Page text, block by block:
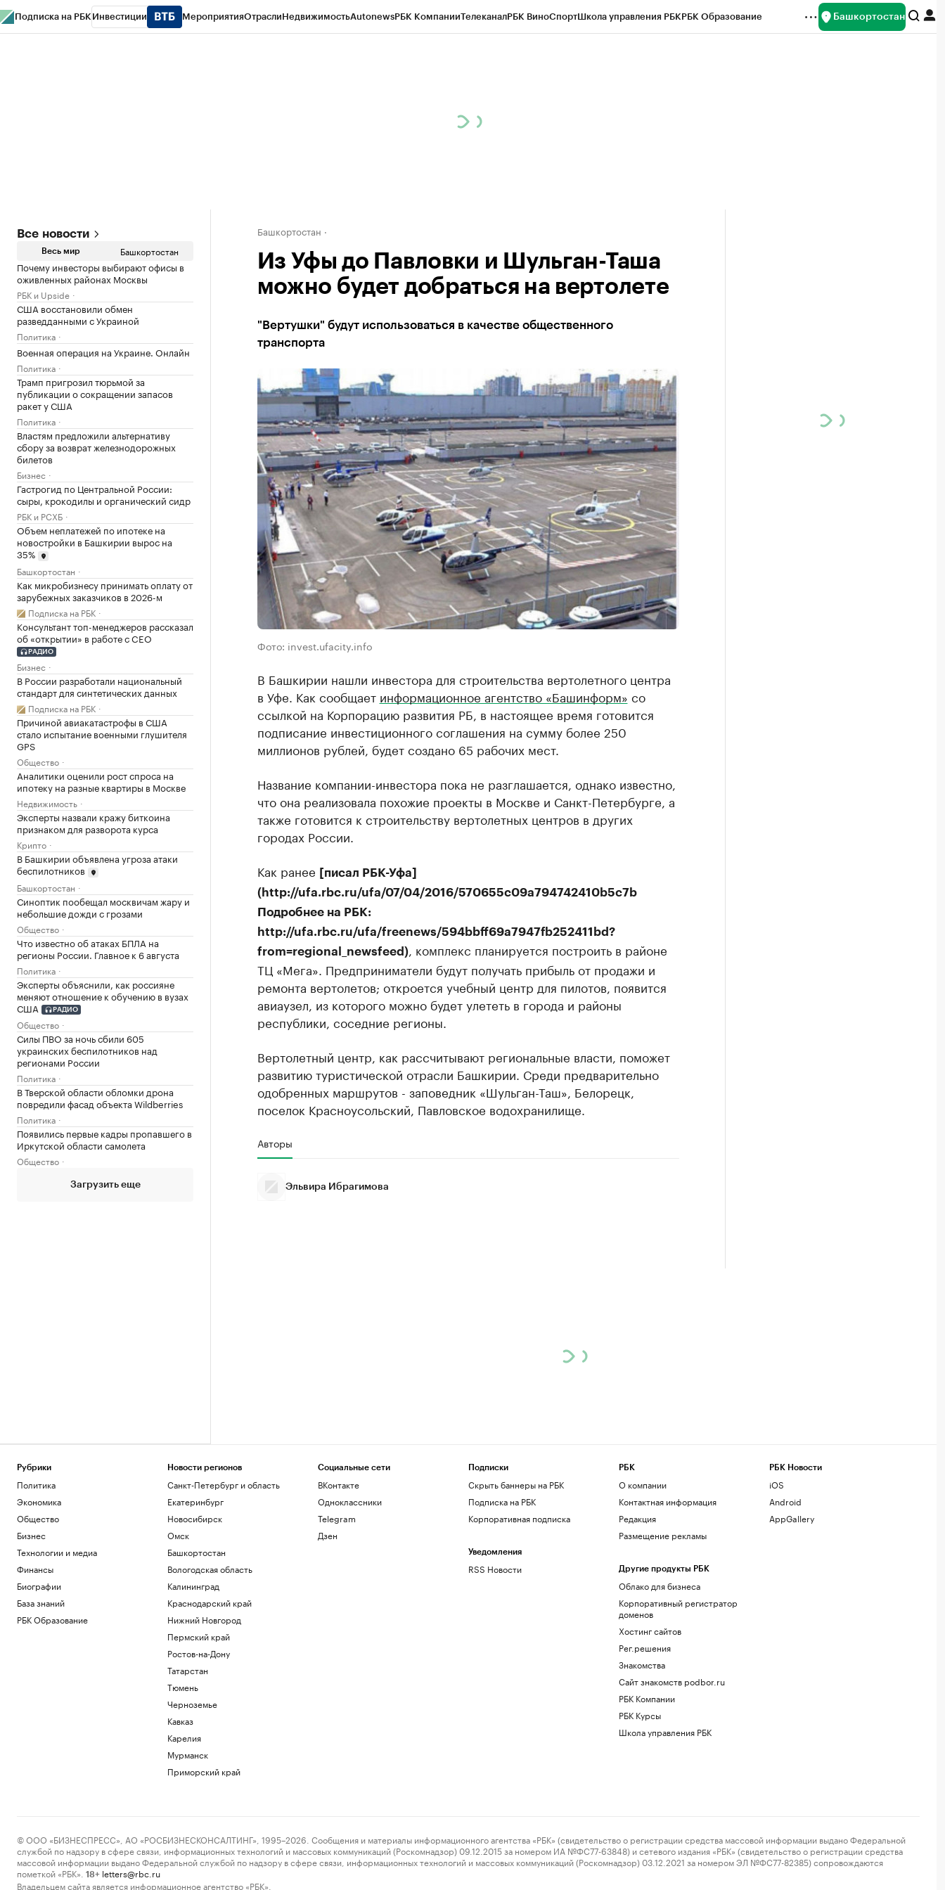
Подписка на РБК Инвестиции МероприятияОтраслиНедвижимостьAutonewsРБК КомпанииТелеканалРБК ВиноСпортШкола управления РБКРБК Образование Башкортостан
Все новости
Весь мир Башкортостан
Почему инвесторы выбирают офисы в
оживленных районах Москвы
РБК и Upside
США восстановили обмен
разведданными с Украиной
Политика
Военная операция на Украине. Онлайн
Политика
Трамп пригрозил тюрьмой за
публикации о сокращении запасов
ракет у США
Политика
Властям предложили альтернативу
сбору за возврат железнодорожных
билетов
Бизнес
Гастрогид по Центральной России:
сыры, крокодилы и органический сидр
РБК и РСХБ
Объем неплатежей по ипотеке на
новостройки в Башкирии вырос на
35%
Башкортостан
Как микробизнесу принимать оплату от
зарубежных заказчиков в 2026-м
Подписка на РБК
Консультант топ-менеджеров рассказал
об «открытии» в работе с CEO
РАДИО
Бизнес
В России разработали национальный
стандарт для синтетических данных
Подписка на РБК
Причиной авиакатастрофы в США
стало испытание военными глушителя
GPS
Общество
Аналитики оценили рост спроса на
ипотеку на разные квартиры в Москве
Недвижимость
Эксперты назвали кражу биткоина
признаком для разворота курса
Крипто
В Башкирии объявлена угроза атаки
беспилотников
Башкортостан
Синоптик пообещал москвичам жару и
небольшие дожди с грозами
Общество
Что известно об атаках БПЛА на
регионы России. Главное к 6 августа
Политика
Эксперты объяснили, как россияне
меняют отношение к обучению в вузах
США
РАДИО
Общество
Силы ПВО за ночь сбили 605
украинских беспилотников над
регионами России
Политика
В Тверской области обломки дрона
повредили фасад объекта Wildberries
Политика
Появились первые кадры пропавшего в
Иркутской области самолета
Общество
Загрузить еще
Башкортостан
Из Уфы до Павловки и Шульган-Таша
можно будет добраться на вертолете
"Вертушки" будут использоваться в качестве общественного
транспорта
Фото: invest.ufacity.info
В Башкирии нашли инвестора для строительства вертолетного центра
в Уфе. Как сообщает информационное агентство «Башинформ» со
ссылкой на Корпорацию развития РБ, в настоящее время готовится
подписание инвестиционного соглашения на сумму более 250
миллионов рублей, будет создано 65 рабочих мест.
Название компании-инвестора пока не разглашается, однако известно,
что она реализовала похожие проекты в Москве и Санкт-Петербурге, а
также готовится к строительству вертолетных центров в других
городах России.
Как ранее [писал РБК-Уфа]
(http://ufa.rbc.ru/ufa/07/04/2016/570655c09a794742410b5c7b
Подробнее на РБК:
http://ufa.rbc.ru/ufa/freenews/594bbff69a7947fb252411bd?
from=regional_newsfeed), комплекс планируется построить в районе
ТЦ «Мега». Предприниматели будут получать прибыль от продажи и
ремонта вертолетов; откроется учебный центр для пилотов, появится
авиаузел, из которого можно будет улететь в города и районы
республики, соседние регионы.
Вертолетный центр, как рассчитывают региональные власти, поможет
развитию туристической отрасли Башкирии. Среди предварительно
одобренных маршрутов - заповедник «Шульган-Таш», Белорецк,
поселок Красноусольский, Павловское водохранилище.
Авторы
Эльвира Ибрагимова
Рубрики
Политика
Экономика
Общество
Бизнес
Технологии и медиа
Финансы
Биографии
База знаний
РБК Образование
Новости регионов
Санкт-Петербург и область
Екатеринбург
Новосибирск
Омск
Башкортостан
Вологодская область
Калининград
Краснодарский край
Нижний Новгород
Пермский край
Ростов-на-Дону
Татарстан
Тюмень
Черноземье
Кавказ
Карелия
Мурманск
Приморский край
Социальные сети
ВКонтакте
Одноклассники
Telegram
Дзен
Подписки
Скрыть баннеры на РБК
Подписка на РБК
Корпоративная подписка
Уведомления
RSS Новости
РБК
О компании
Контактная информация
Редакция
Размещение рекламы
Другие продукты РБК
Облако для бизнеса
Корпоративный регистратор
доменов
Хостинг сайтов
Рег.решения
Знакомства
Сайт знакомств podbor.ru
РБК Компании
РБК Курсы
Школа управления РБК
РБК Новости
iOS
Android
AppGallery
© ООО «БИЗНЕСПРЕСС», АО «РОСБИЗНЕСКОНСАЛТИНГ», 1995–2026. Сообщения и материалы информационного агентства «РБК» (свидетельство о регистрации средства массовой информации выдано Федеральной
службой по надзору в сфере связи, информационных технологий и массовых коммуникаций (Роскомнадзор) 09.12.2015 за номером ИА №ФС77-63848) и сетевого издания «РБК» (свидетельство о регистрации средства
массовой информации выдано Федеральной службой по надзору в сфере связи, информационных технологий и массовых коммуникаций (Роскомнадзор) 03.12.2021 за номером ЭЛ №ФС77-82385) сопровождаются
пометкой «РБК».
18+ letters@rbc.ru
Владельцем сайта является информационное агентство «РБК».